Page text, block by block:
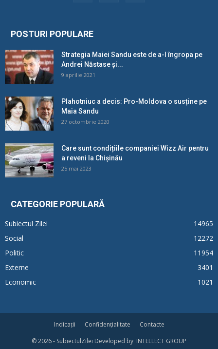
POSTURI POPULARE
Strategia Maiei Sandu este de a-l îngropa pe
Andrei Năstase și...
9 aprilie 2021
Plahotniuc a decis: Pro-Moldova o susține pe
Maia Sandu
27 octombrie 2020
Care sunt condițiile companiei Wizz Air pentru
a reveni la Chișinău
25 mai 2023
CATEGORIE POPULARĂ
Subiectul Zilei
14965
Social
12272
Politic
11954
Externe
3401
Economic
1021
Indicații Confidențialitate
Contacte
© 2026 - SubiectulZilei Developed by INTELLECT GROUP